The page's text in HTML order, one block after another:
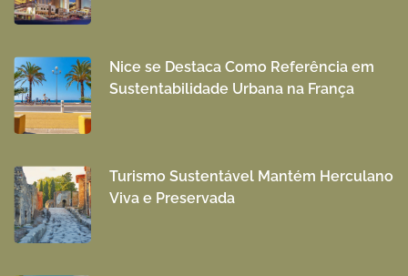
Nice se Destaca Como Referência em
Sustentabilidade Urbana na França
Turismo Sustentável Mantém Herculano
Viva e Preservada